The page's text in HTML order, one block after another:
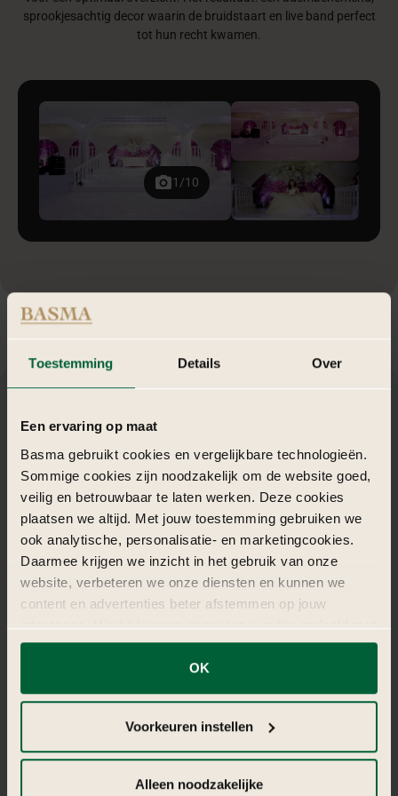
Toestemming Details Over
Een ervaring op maat
Basma gebruikt cookies en vergelijkbare technologieën.
Sommige cookies zijn noodzakelijk om de website goed,
veilig en betrouwbaar te laten werken. Deze cookies
plaatsen we altijd. Met jouw toestemming gebruiken we
ook analytische, personalisatie- en marketingcookies.
Daarmee krijgen we inzicht in het gebruik van onze
website, verbeteren we onze diensten en kunnen we
content en advertenties beter afstemmen op jouw
interesses. Hierbij kunnen gegevens worden gedeeld met
externe partners.
Klik op ‘OK’ om alle cookies te accepteren. Kies ‘Alleen
staan. Via ‘Voorkeuren instellen’ kun je per categorie
kiezen welke cookies je accepteert. Je kunt je keuze op
OK
Voorkeuren instellen
Alleen noodzakelijke
sprookjesachtig decor waarin de bruidstaart en live band perfect
tot hun recht kwamen.
1/10
Begroting & omvang
Aspect
Inhoud
Eventtype
Luxe bruiloft, ballroom
Locatie
De Koning, Maxima Ballroom
Duur voorbereiding 4 weken
Uitvoerdagen
3 dagen
Gastenaantal
± 450 gasten
Budgetcategorie
€20.000
Contact Bekijk meer